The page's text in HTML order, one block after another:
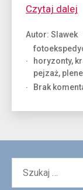
Czytaj dalej
Autor: Slawek
horyzonty,
pejzaż,
Brak